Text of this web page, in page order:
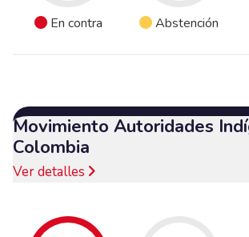
En contra Abstención
Movimiento Autoridades
Colombia
Ver detalles